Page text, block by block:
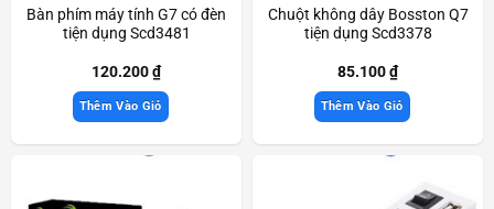
Bàn phím máy tính G7 có đèn
tiện dụng Scd3481
120.200₫
Thêm Vào Giỏ
Chuột không dây Bosston Q7
tiện dụng Scd3378
85.100₫
Thêm Vào Giỏ